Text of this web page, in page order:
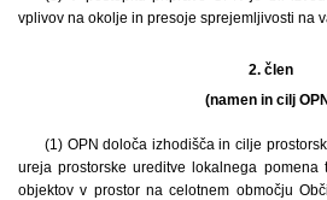
vplivov na okolje in presoje sprejemljivosti na
2. člen
(namen in cilj
(1) OPN določa izhodišča in cilje
ureja prostorske ureditve lokalnega
objektov v prostor na celotnem območju